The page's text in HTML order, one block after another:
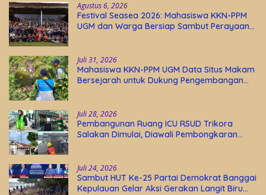
Agustus 6, 2026
Festival Seasea 2026: Mahasiswa KKN-PPM
UGM dan Warga Bersiap Sambut Perayaan
Juli 31, 2026
Mahasiswa KKN-PPM UGM Data Situs Makam
Bersejarah untuk Dukung Pengembangan
Juli 28, 2026
Pembangunan Ruang ICU RSUD Trikora
Salakan Dimulai, Diawali Pembongkaran
Juli 24, 2026
Sambut HUT Ke-25 Partai Demokrat Banggai
Kepulauan Gelar Aksi Gerakan Langit Biru